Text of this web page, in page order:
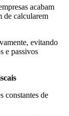
acabam
de calcularem
evitando
e passivos
constantes de